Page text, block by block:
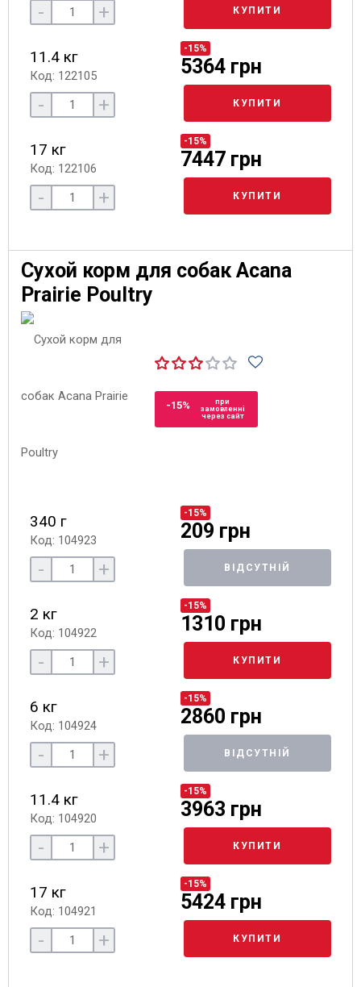
- + КУПИТИ
11.4 кг
Код: 122105
-15%
5364 грн
- + КУПИТИ
17 кг
Код: 122106
-15%
7447 грн
- + КУПИТИ
Сухой корм для собак Acana
Prairie Poultry
-15%
при
замовленні
через сайт
340 г
Код: 104923
-15%
209 грн
- + ВІДСУТНІЙ
2 кг
Код: 104922
-15%
1310 грн
- + КУПИТИ
6 кг
Код: 104924
-15%
2860 грн
- + ВІДСУТНІЙ
11.4 кг
Код: 104920
-15%
3963 грн
- + КУПИТИ
17 кг
Код: 104921
-15%
5424 грн
- + КУПИТИ